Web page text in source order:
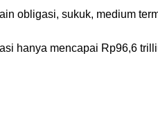
obligasi, sukuk, medium
hanya mencapai Rp96,6